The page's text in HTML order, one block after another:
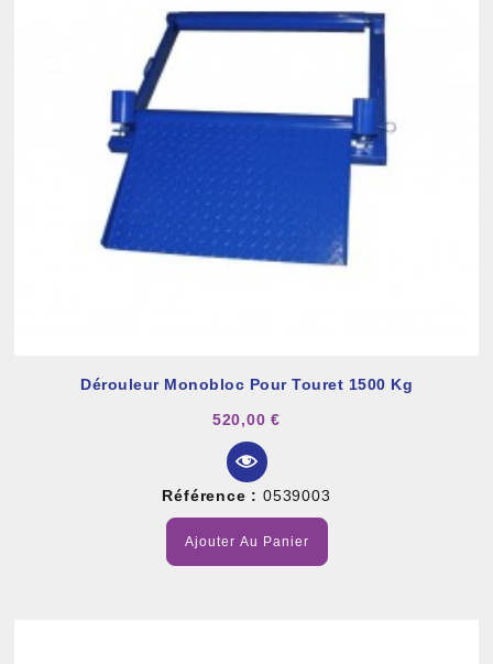
Dérouleur Monobloc Pour Touret 1500 Kg
520,00 €
Référence : 0539003
Ajouter Au Panier